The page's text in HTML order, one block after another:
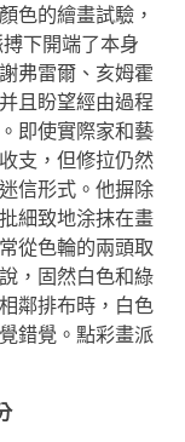
色的繪畫試驗，
下開端了本身
弗雷爾、亥姆霍
且盼望經由過程
即使實際家和藝
支，但修拉仍然
信形式。他摒除
細致地涂抹在畫
從色輪的兩頭取
，固然白色和綠
鄰排布時，白色
錯覺。點彩畫派